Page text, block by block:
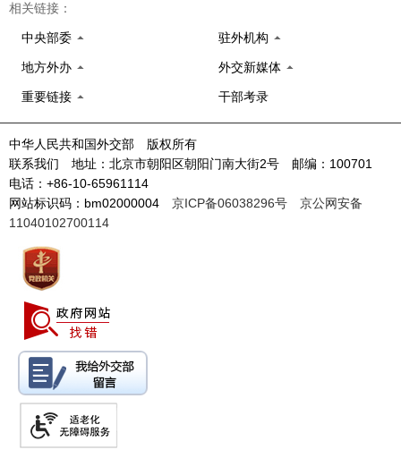
相关链接：
中央部委 驻外机构
地方外办 外交新媒体
重要链接 干部考录
中华人民共和国外交部 版权所有
联系我们 地址：北京市朝阳区朝阳门南大街2号 邮编：100701
电话：+86-10-65961114
网站标识码：bm02000004 京ICP备06038296号
京公网安备
11040102700114